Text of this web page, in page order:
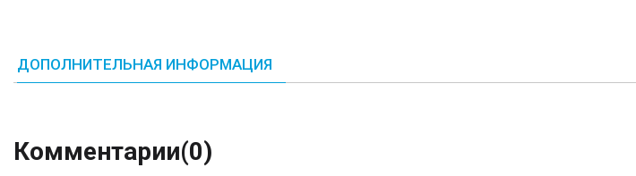
ДОПОЛНИТЕЛЬНАЯ ИНФОРМАЦИЯ
Комментарии(0)